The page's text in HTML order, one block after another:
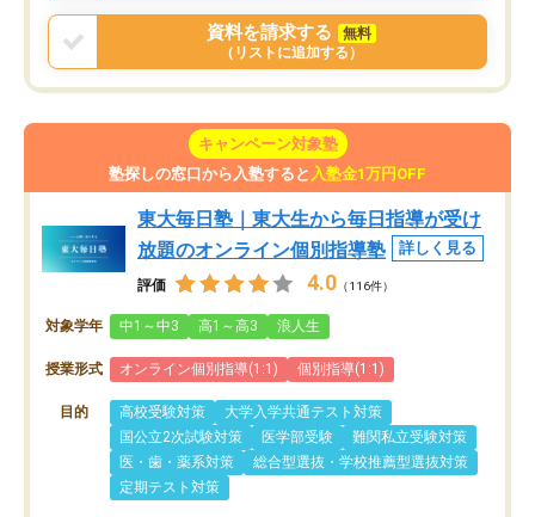
資料を請求する
無料
（リストに追加する）
キャンペーン対象塾
塾探しの窓口から入塾すると 入塾金1万円OFF
東大毎日塾｜東大生から毎日指導が受け
放題のオンライン個別指導塾
詳しく見る
評価 4.0 （116件）
対象学年 中1～中3 高1～高3 浪人生
授業形式 オンライン個別指導(1:1) 個別指導(1:1)
目的 高校受験対策
大学入学共通テスト対策
国公立2次試験対策
医学部受験
難関私立受験対策
医・歯・薬系対策
総合型選抜・学校推薦型選抜対策
定期テスト対策